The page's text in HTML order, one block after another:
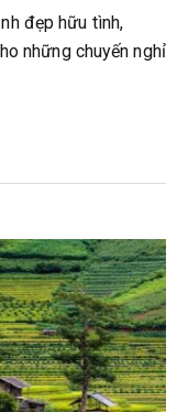
đẹp hữu tình,
những chuyến nghỉ